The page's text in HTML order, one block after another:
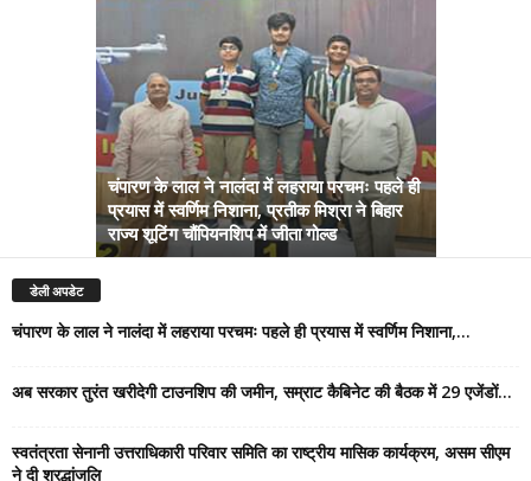
चंपारण के लाल ने नालंदा में लहराया परचमः पहले ही
प्रयास में स्वर्णिम निशाना, प्रतीक मिश्रा ने बिहार
राज्य शूटिंग चौंपियनशिप में जीता गोल्ड
डेली अपडेट
चंपारण के लाल ने नालंदा में लहराया परचमः पहले ही प्रयास में स्वर्णिम निशाना,...
अब सरकार तुरंत खरीदेगी टाउनशिप की जमीन, सम्राट कैबिनेट की बैठक में 29 एजेंडों...
स्वतंत्रता सेनानी उत्तराधिकारी परिवार समिति का राष्ट्रीय मासिक कार्यक्रम, असम सीएम
ने दी श्रद्धांजलि